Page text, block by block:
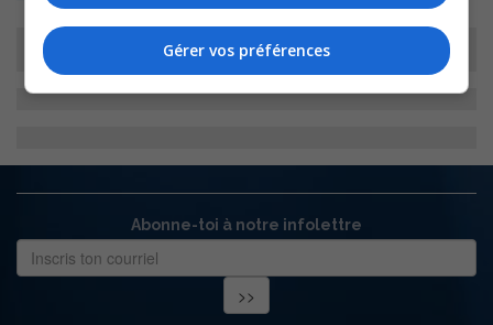
Abonne-toi à notre infolettre
Gérer vos préférences